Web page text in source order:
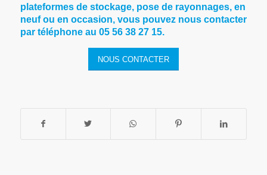
plateformes de stockage, pose de rayonnages, en
neuf ou en occasion, vous pouvez nous contacter
par téléphone au 05 56 38 27 15.
NOUS CONTACTER